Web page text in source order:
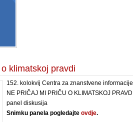
klimatskoj pravdi
152. kolokvij Centra za znanstvene informacije
NE PRIČAJ MI PRIČU O KLIMATSKOJ PRAVDI
panel diskusija
Snimku panela pogledajte ovdje.